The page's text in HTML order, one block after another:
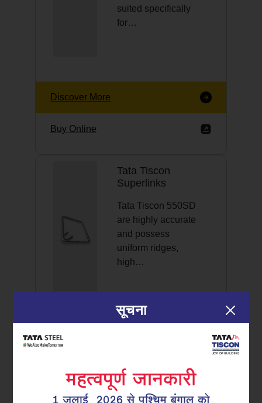
suited specifically
for…
Discover More
Buy Online
Tata Tiscon
Superlinks
Tata Tiscon 550SD
are highly accurate
and possess
uniform ridges,
high…
Discover More
सूचना